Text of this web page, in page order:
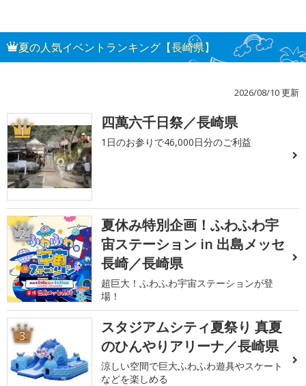
夏の人気イベントランキング【長崎県】
2026/08/10 更新
1 四萬六千日祭／長崎県
1日のお参りで46,000日分のご利益
2
夏休み特別企画！ふわふわ宇
宙ステーション in 出島メッセ
長崎／長崎県
超巨大！ふわふわ宇宙ステーションが登
場！
3
スタジアムシティ夏祭り 真夏
のひんやりアリーナ／長崎県
涼しい空間で巨大ふわふわ遊具やスケート
などを楽しめる